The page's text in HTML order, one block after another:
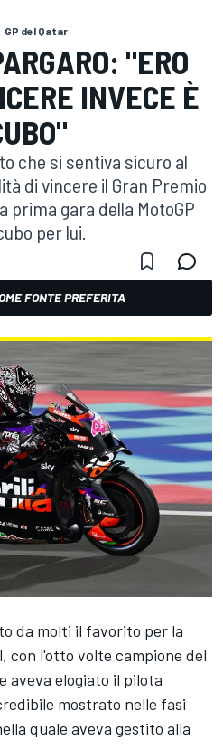
GP del Qatar
"ERO
INVECE È
che si sentiva sicuro al
di vincere il Gran Premio
prima gara della MotoGP
per lui.
FONTE PREFERITA
da molti il favorito per la
con l'otto volte campione del
aveva elogiato il pilota
mostrato nelle fasi
quale aveva gestito alla